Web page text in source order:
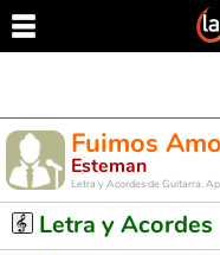
Fuimos
Esteman
Letra y Acordes de Guitarra.
Letra y Acordes